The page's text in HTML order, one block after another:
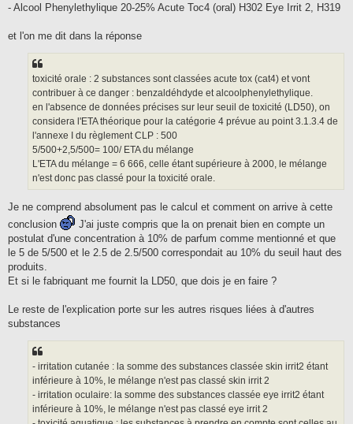
- Alcool Phenylethylique 20-25% Acute Toc4 (oral) H302 Eye Irrit 2, H319
et l'on me dit dans la réponse
toxicité orale : 2 substances sont classées acute tox (cat4) et vont
contribuer à ce danger : benzaldéhdyde et alcoolphenylethylique.
en l'absence de données précises sur leur seuil de toxicité (LD50), on
considera l'ETA théorique pour la catégorie 4 prévue au point 3.1.3.4 de
l'annexe I du règlement CLP : 500
5/500+2,5/500= 100/ ETA du mélange
L'ETA du mélange = 6 666, celle étant supérieure à 2000, le mélange
n'est donc pas classé pour la toxicité orale.
Je ne comprend absolument pas le calcul et comment on arrive à cette
conclusion
J'ai juste compris que la on prenait bien en compte un
postulat d'une concentration à 10% de parfum comme mentionné et que
le 5 de 5/500 et le 2.5 de 2.5/500 correspondait au 10% du seuil haut des
produits.
Et si le fabriquant me fournit la LD50, que dois je en faire ?
Le reste de l'explication porte sur les autres risques liées à d'autres
substances
- irritation cutanée : la somme des substances classée skin irrit2 étant
inférieure à 10%, le mélange n'est pas classé skin irrit 2
- irritation oculaire: la somme des substances classée eye irrit2 étant
inférieure à 10%, le mélange n'est pas classé eye irrit 2